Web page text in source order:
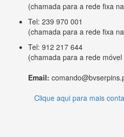
(chamada para a rede fixa
Tel: 239 970 001
(chamada para a rede fixa
Tel: 912 217 644
(chamada para a rede móvel
Email:
Clique aqui para mais